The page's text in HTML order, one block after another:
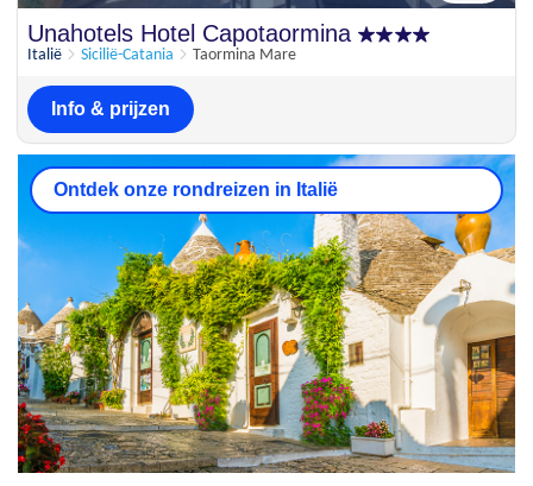
Uitstekend
33 beoordelingen
Unahotels Hotel Capotaormina
Italië Sicilië-Catania Taormina Mare
Info & prijzen
Ontdek onze rondreizen in Italië